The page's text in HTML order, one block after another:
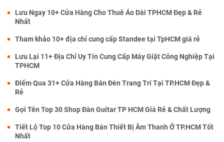
Lưu Ngay 10+ Cửa Hàng Cho Thuê Áo Dài TPHCM Đẹp & Rẻ
Nhất
Tham khảo 10+ địa chỉ cung cấp Standee tại TpHCM giá rẻ
Lưu Lại 11+ Địa Chỉ Uy Tín Cung Cấp Máy Giặt Công Nghiệp Tại
TPHCM
Điểm Qua 31+ Cửa Hàng Bán Đèn Trang Trí Tại TP.HCM Đẹp &
Rẻ
Gọi Tên Top 30 Shop Đàn Guitar TP HCM Giá Rẻ & Chất Lượng
Tiết Lộ Top 10 Cửa Hàng Bán Thiết Bị Âm Thanh Ở TP.HCM Tốt
Nhất